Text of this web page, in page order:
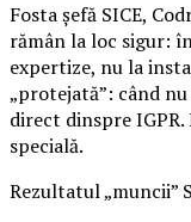
Fosta șefă SICE,
rămân la loc sigur:
expertize, nu la
„protejată”: când
direct dinspre
specială.
Rezultatul „muncii”